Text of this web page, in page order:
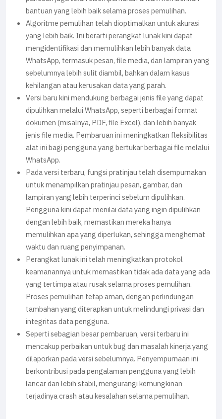
bantuan yang lebih baik selama proses pemulihan.
Algoritme pemulihan telah dioptimalkan untuk akurasi
yang lebih baik. Ini berarti perangkat lunak kini dapat
mengidentifikasi dan memulihkan lebih banyak data
WhatsApp, termasuk pesan, file media, dan lampiran yang
sebelumnya lebih sulit diambil, bahkan dalam kasus
kehilangan atau kerusakan data yang parah.
Versi baru kini mendukung berbagai jenis file yang dapat
dipulihkan melalui WhatsApp, seperti berbagai format
dokumen (misalnya, PDF, file Excel), dan lebih banyak
jenis file media. Pembaruan ini meningkatkan fleksibilitas
alat ini bagi pengguna yang bertukar berbagai file melalui
WhatsApp.
Pada versi terbaru, fungsi pratinjau telah disempurnakan
untuk menampilkan pratinjau pesan, gambar, dan
lampiran yang lebih terperinci sebelum dipulihkan.
Pengguna kini dapat menilai data yang ingin dipulihkan
dengan lebih baik, memastikan mereka hanya
memulihkan apa yang diperlukan, sehingga menghemat
waktu dan ruang penyimpanan.
Perangkat lunak ini telah meningkatkan protokol
keamanannya untuk memastikan tidak ada data yang ada
yang tertimpa atau rusak selama proses pemulihan.
Proses pemulihan tetap aman, dengan perlindungan
tambahan yang diterapkan untuk melindungi privasi dan
integritas data pengguna.
Seperti sebagian besar pembaruan, versi terbaru ini
mencakup perbaikan untuk bug dan masalah kinerja yang
dilaporkan pada versi sebelumnya. Penyempurnaan ini
berkontribusi pada pengalaman pengguna yang lebih
lancar dan lebih stabil, mengurangi kemungkinan
terjadinya crash atau kesalahan selama pemulihan.